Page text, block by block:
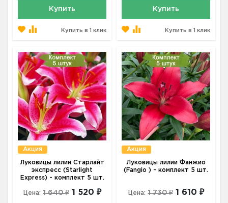
Купить
Купить в 1 клик
Купить
Купить в 1 клик
Акция
Луковицы лилии Старлайт
экспресс (Starlight
Express) - комплект 5 шт.
Цена: 1 640 ₽ 1 520 ₽
Акция
Луковицы лилии Фанжио
(Fangio ) - комплект 5 шт.
Цена: 1 730 ₽ 1 610 ₽